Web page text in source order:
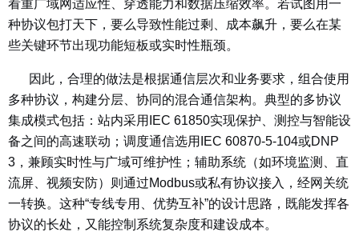
看重广域网适应性、穿透能力和数据压缩效率。若试图用一
种协议包打天下，要么导致性能过剩、成本飙升，要么在某
些关键环节出现功能短板或实时性瓶颈。
因此，合理的做法是根据通信层次和业务要求，组合使用
多种协议，构建分层、协同的混合通信架构。典型的多协议
集成模式包括：站内采用IEC 61850实现保护、测控与智能设
备之间的高速联动；调度通信选用IEC 60870-5-104或DNP
3，兼顾实时性与广域可维护性；辅助系统（如环境监测、直
流屏、视频安防）则通过Modbus或私有协议接入，经网关统
一转换。这种“专线专用、优势互补”的设计思路，既能发挥各
协议的长处，又能控制系统复杂度和建设成本。